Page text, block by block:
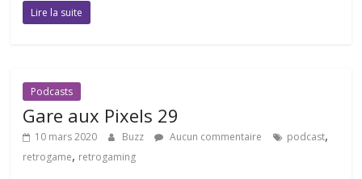
Lire la suite
Podcasts
Gare aux Pixels 29
10 mars 2020 Buzz Aucun commentaire podcast,
retrogame, retrogaming